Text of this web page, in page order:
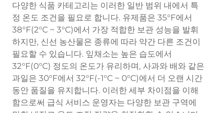
다양한 식품 카테고리는 이러한 일반 범위 내에서 특
정 온도 조건을 필요로 합니다. 유제품은 35°F에서
38°F(2°C ~ 3°C)에서 가장 적합한 보관 성능을 발휘
하지만, 신선 농산물은 종류에 따라 약간 다른 조건이
필요할 수 있습니다. 잎채소는 높은 습도에서
32°F(0°C) 정도의 온도가 유리하며, 사과와 배와 같은
과일은 30°F에서 32°F(-1°C ~ 0°C)에서 더 오랜 시간
동안 품질을 유지합니다. 이러한 세부 차이점을 이해
함으로써 급식 서비스 운영자는 다양한 보관 구역에